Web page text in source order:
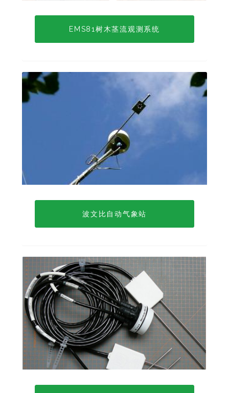
EMS81树木茎流观测系统
波文比自动气象站